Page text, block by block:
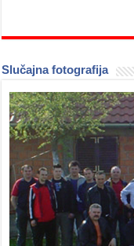
Slučajna fotografija